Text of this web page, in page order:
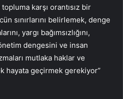
karşı orantısız bir
sınırlarını belirlemek, denge
yargı bağımsızlığını,
dengesini ve insan
mutlaka haklar ve
hayata geçirmek gerekiyor”